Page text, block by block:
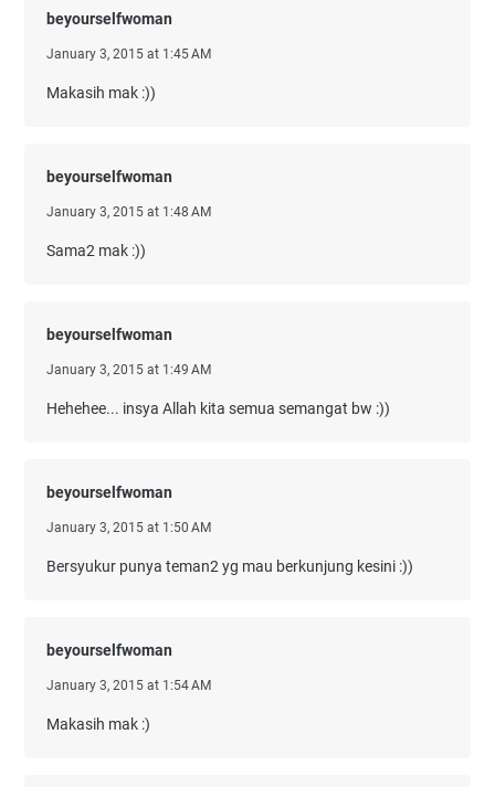
beyourselfwoman
January 3, 2015 at 1:45 AM
Makasih mak :))
beyourselfwoman
January 3, 2015 at 1:48 AM
Sama2 mak :))
beyourselfwoman
January 3, 2015 at 1:49 AM
Hehehee... insya Allah kita semua semangat bw :))
beyourselfwoman
January 3, 2015 at 1:50 AM
Bersyukur punya teman2 yg mau berkunjung kesini :))
beyourselfwoman
January 3, 2015 at 1:54 AM
Makasih mak :)